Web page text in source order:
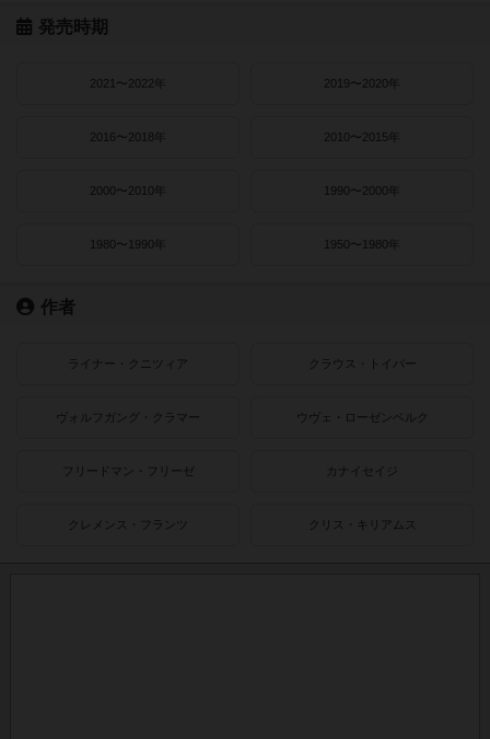
発売時期
2021〜2022年 2019〜2020年
2016〜2018年 2010〜2015年
2000〜2010年 1990〜2000年
1980〜1990年 1950〜1980年
作者
ライナー・クニツィア クラウス・トイバー
ヴォルフガング・クラマー ウヴェ・ローゼンベルク
フリードマン・フリーゼ カナイセイジ
クレメンス・フランツ クリス・キリアムス